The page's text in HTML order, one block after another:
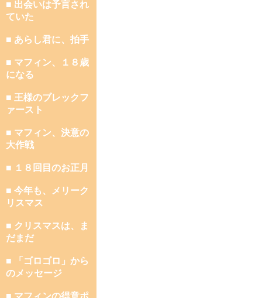
■ 出会いは予言され
ていた
■ あらし君に、拍手
■ マフィン、１８歳
になる
■ 王様のブレックフ
ァースト
■ マフィン、決意の
大作戦
■ １８回目のお正月
■ 今年も、メリーク
リスマス
■ クリスマスは、ま
だまだ
■ 「ゴロゴロ」から
のメッセージ
■ マフィンの得意ポ